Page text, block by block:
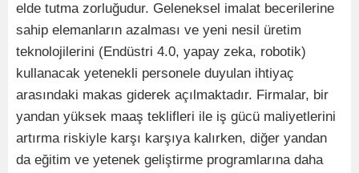
elde tutma zorluğudur. Geleneksel imalat becerilerine
sahip elemanların azalması ve yeni nesil üretim
teknolojilerini (Endüstri 4.0, yapay zeka, robotik)
kullanacak yetenekli personele duyulan ihtiyaç
arasındaki makas giderek açılmaktadır. Firmalar, bir
yandan yüksek maaş teklifleri ile iş gücü maliyetlerini
artırma riskiyle karşı karşıya kalırken, diğer yandan
da eğitim ve yetenek geliştirme programlarına daha